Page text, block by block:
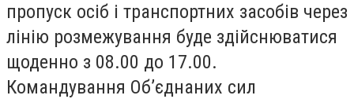
пропуск осіб і транспортних засобів через
лінію розмежування буде здійснюватися
щоденно з 08.00 до 17.00.
Командування Об’єднаних сил